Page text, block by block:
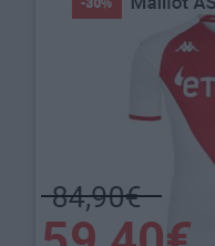
Ouattara
Tournoi